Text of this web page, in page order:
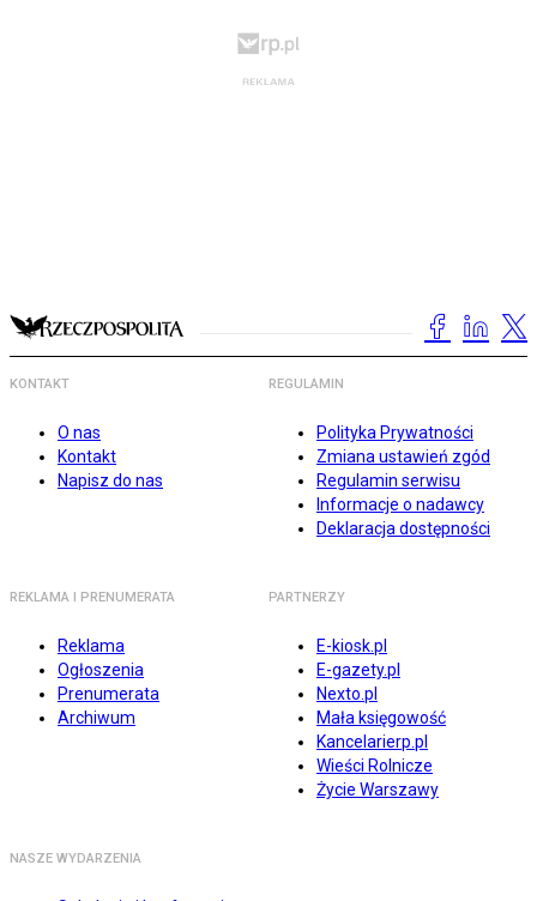
KONTAKT
O nas
Kontakt
Napisz do nas
REGULAMIN
Polityka Prywatności
Zmiana ustawień zgód
Regulamin serwisu
Informacje o nadawcy
Deklaracja dostępności
REKLAMA I PRENUMERATA
Reklama
Ogłoszenia
Prenumerata
Archiwum
PARTNERZY
E-kiosk.pl
E-gazety.pl
Nexto.pl
Mała księgowość
Kancelarierp.pl
Wieści Rolnicze
Życie Warszawy
NASZE WYDARZENIA